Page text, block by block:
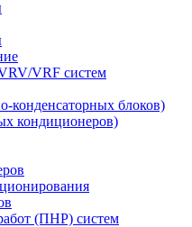
VRF систем
блоков)
кондиционеров)
(ПНР) систем